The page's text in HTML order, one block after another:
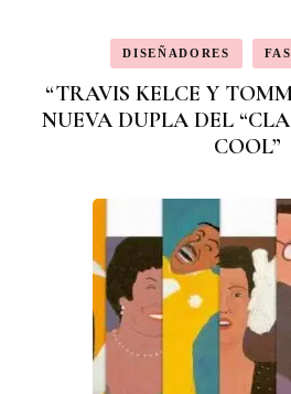
DISEÑADORES
“TRAVIS KELCE Y
NUEVA DUPLA DEL
COOL”